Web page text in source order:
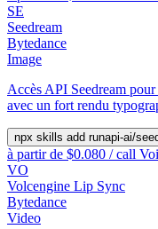
SE
Seedream
Bytedance
Image
Accès API Seedream
avec un fort rendu
npx skills add runapi-ai/
à partir de $0.080 / call
VO
Volcengine Lip Sync
Bytedance
Video